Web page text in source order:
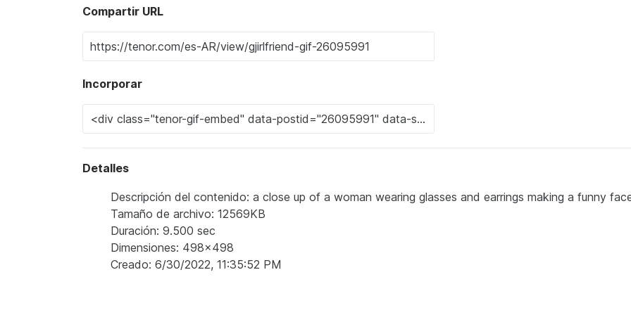
Compartir URL
Incorporar
Detalles
Descripción del contenido: a close up of a woman wearing glasses and earrings making a funny
Tamaño de archivo: 12569KB
Duración: 9.500 sec
Dimensiones: 498x498
Creado: 6/30/2022, 11:35:52 PM